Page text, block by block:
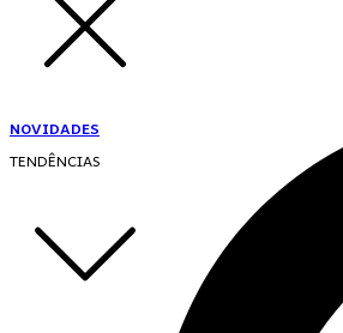
NOVIDADES
TENDÊNCIAS